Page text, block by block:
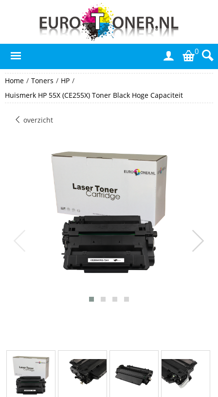
0
Home / Toners / HP /
Huismerk HP 55X (CE255X) Toner Black Hoge Capaciteit
overzicht